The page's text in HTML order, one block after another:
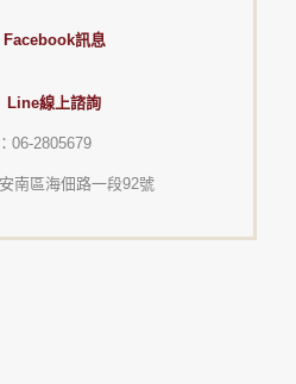
Facebook訊息
Line線上諮詢
06-2805679
南區海佃路一段92號